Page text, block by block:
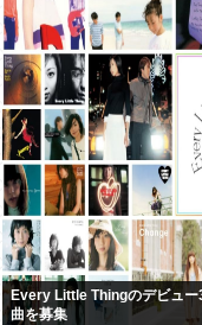
Every Little Thingのデビュー
曲を募集